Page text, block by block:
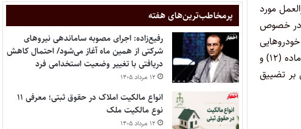
مورد
در خصوص
که کمتر از ۱۰ سال از تاریخ ساخت آنها گذشته باشد، خارج از حدود اختیارات قانونی شورای عالی بیمه می­ باشد. لذا مستنداً به بند (۱) ماده (۱۲) و
موصوف (مبنی بر تضییق
پر‌مخاطب‌ترین‌های هفته
رفیع‌زاده: اجرای مصوبه ساماندهی نیروهای
شرکتی از همین ماه آغاز می‌شود/ احتمال کاهش
دریافتی با تغییر وضعیت استخدامی فرد
۱۲ مرداد ۱۴۰۵
انواع مالکیت املاک در حقوق ثبتی؛ معرفی ۱۱
نوع مالکیت ملک
۱۲ مرداد ۱۴۰۵